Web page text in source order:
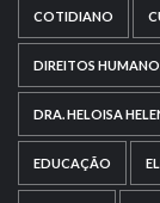
COTIDIANO
DIREITOS
DRA. HELOISA
EDUCAÇÃO